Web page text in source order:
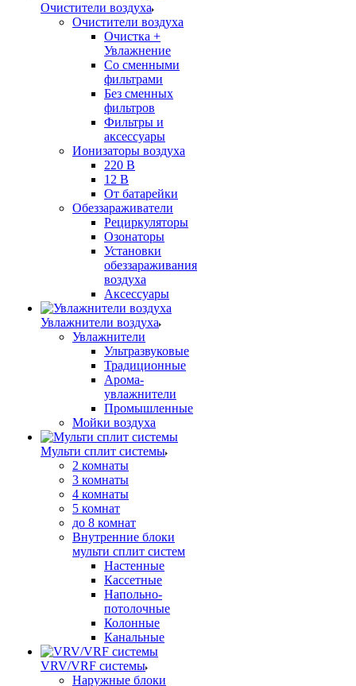
Очистители воздуха
Очистители воздуха
Очистка +
Увлажнение
Cо сменными
фильтрами
Без сменных
фильтров
Фильтры и
аксессуары
Ионизаторы воздуха
220 В
12 В
От батарейки
Обеззараживатели
Рециркуляторы
Озонаторы
Установки
обеззараживания
воздуха
Аксессуары
Увлажнители воздуха
Увлажнители
Ультразвуковые
Традиционные
Арома-
увлажнители
Промышленные
Мойки воздуха
Мульти сплит системы
2 комнаты
3 комнаты
4 комнаты
5 комнат
до 8 комнат
Внутренние блоки
мульти сплит систем
Настенные
Кассетные
Напольно-
потолочные
Колонные
Канальные
VRV/VRF системы
Наружные блоки